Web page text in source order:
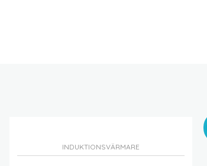
INDUKTIONSVÄRMARE